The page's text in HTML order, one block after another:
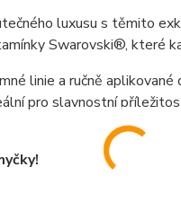
luxusu s těmito
Swarovski®, které
linie a ručně
pro slavnostní